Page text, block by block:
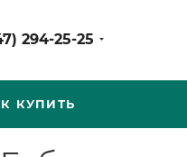
294-25-25
КУПИТЬ